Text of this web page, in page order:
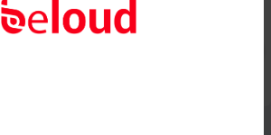
con le Poste - Siciliafan...